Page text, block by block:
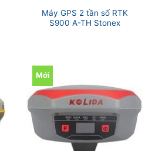
Máy GPS 2 tần số RTK
S900 A-TH Stonex
Mới